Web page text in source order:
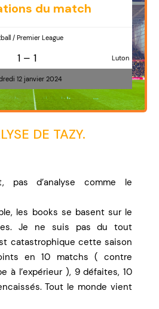
du match
/ Premier League
1 – 1 Luton
12 janvier 2024
DE TAZY.
pas d’analyse comme le
les books se basent sur le
Je ne suis pas du tout
catastrophique cette saison
en 10 matchs ( contre
à l’expérieur ), 9 défaites, 10
Tout le monde vient